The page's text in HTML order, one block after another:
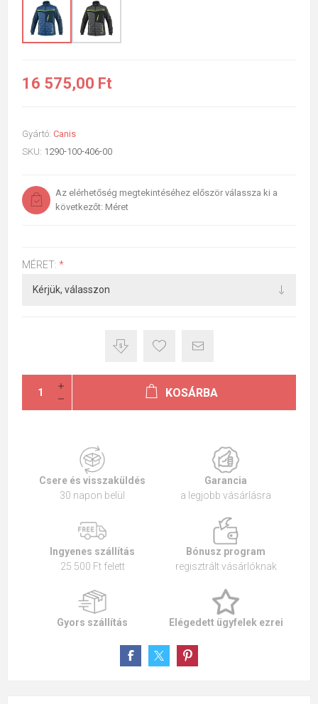
16 575,00 Ft
Gyártó: Canis
SKU: 1290-100-406-00
Az elérhetőség megtekintéséhez először válassza ki a
következőt: Méret
MÉRET: *
KOSÁRBA
Csere és visszaküldés
30 napon belül
Garancia
a legjobb vásárlásra
Ingyenes szállítás
25 500 Ft felett
Bónusz program
regisztrált vásárlóknak
Gyors szállítás Elégedett ügyfelek ezrei